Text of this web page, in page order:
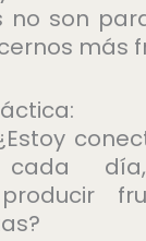
no son
más
cada